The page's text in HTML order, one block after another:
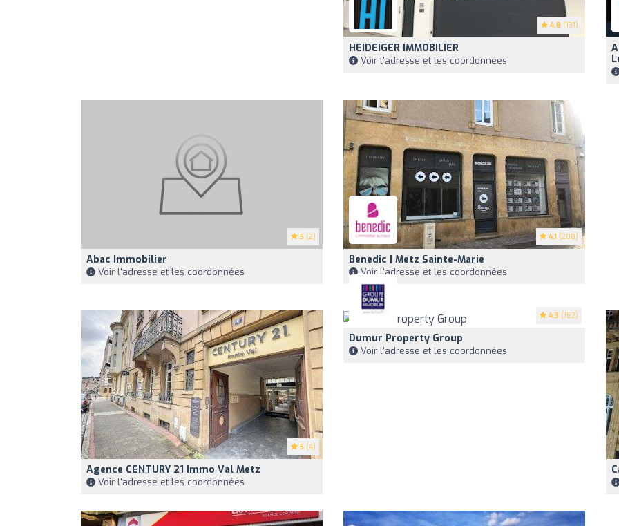
4.8 (131)
HEIDEIGER IMMOBILIER
Voir l'adresse et les coordonnées
5 (2)
Abac Immobilier
Voir l'adresse et les coordonnées
4.1 (200)
Benedic | Metz Sainte-Marie
Voir l'adresse et les coordonnées
5 (4)
Agence CENTURY 21 Immo Val Metz
Voir l'adresse et les coordonnées
4.3 (162)
Dumur Property Group
Voir l'adresse et les coordonnées